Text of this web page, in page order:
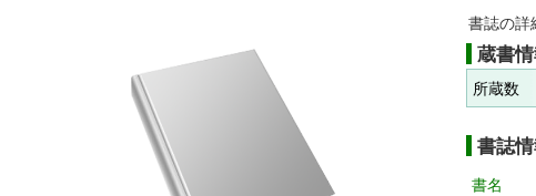
書誌の詳
蔵書
所蔵数
書誌
書名